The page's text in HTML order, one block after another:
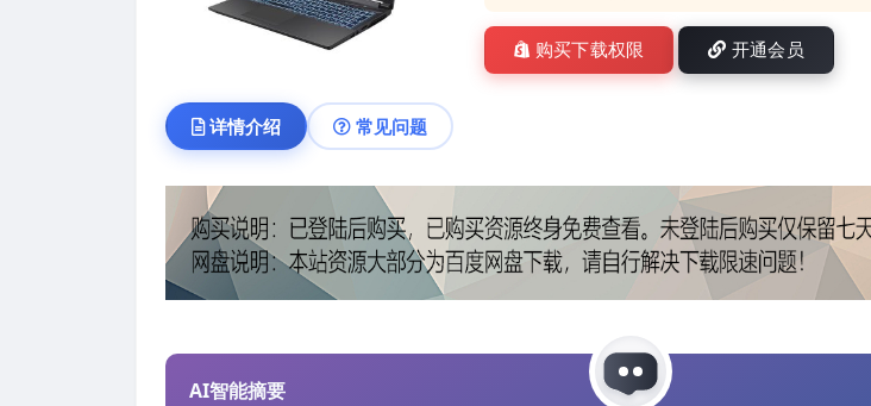
购买下载权限 开通会员
详情介绍 常见问题
AI智能摘要